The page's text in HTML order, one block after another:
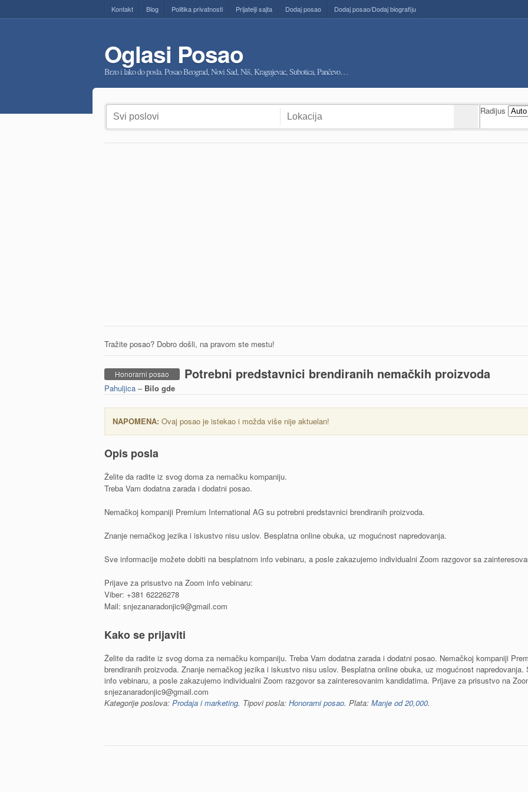
Kontakt Blog Politika privatnosti Prijatelji sajta Dodaj posao/Dodaj biografiju
Dodaj posao
Oglasi Posao
Brzo i lako do posla. Posao Beograd, Novi Sad, Niš, Kragujevac, Subotica, Pančevo…
Radijus
Tražite posao? Dobro došli, na pravom ste mestu!
Honorarni posao Potrebni predstavnici brendiranih nemačkih proizvoda
Pahuljica – Bilo gde
NAPOMENA: Ovaj posao je istekao i možda više nije aktuelan!
Opis posla
Želite da radite iz svog doma za nemačku kompaniju.
Treba Vam dodatna zarada i dodatni posao.
Nemačkoj kompaniji Premium International AG su potrebni predstavnici brendiranih proizvoda.
Znanje nemačkog jezika i iskustvo nisu uslov. Besplatna online obuka, uz mogućnost napredovanja.
Sve informacije možete dobiti na besplatnom info vebinaru, a posle zakazujemo individualni Zoom razgovor sa
Prijave za prisustvo na Zoom info vebinaru:
Viber: +381 62226278
Mail: snjezanaradonjic9@gmail.com
Kako se prijaviti
Želite da radite iz svog doma za nemačku kompaniju. Treba Vam dodatna zarada i dodatni posao. Nemačkoj kompaniji
brendiranih proizvoda. Znanje nemačkog jezika i iskustvo nisu uslov. Besplatna online obuka, uz mogućnost
info vebinaru, a posle zakazujemo individualni Zoom razgovor sa zainteresovanim kandidatima. Prijave za prisustvo na
snjezanaradonjic9@gmail.com
Kategorije poslova: Prodaja i marketing. Tipovi posla: Honorarni posao. Plata: Manje od 20,000.